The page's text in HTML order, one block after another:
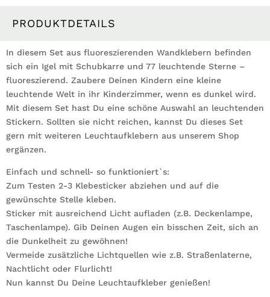
Leuchtsterne
Dunklen
Menge
PRODUKTDETAILS
In diesem Set aus fluoreszierenden Wandklebern befinden
sich ein Igel mit Schubkarre und 77 leuchtende Sterne –
fluoreszierend. Zaubere Deinen Kindern eine kleine
leuchtende Welt in ihr Kinderzimmer, wenn es dunkel wird.
Mit diesem Set hast Du eine schöne Auswahl an leuchtenden
Stickern. Sollten sie nicht reichen, kannst Du dieses Set
gern mit weiteren Leuchtaufklebern aus unserem Shop
ergänzen.
Einfach und schnell- so funktioniert`s:
Zum Testen 2-3 Klebesticker abziehen und auf die
gewünschte Stelle kleben.
Sticker mit ausreichend Licht aufladen (z.B. Deckenlampe,
Taschenlampe). Gib Deinen Augen ein bisschen Zeit, sich an
die Dunkelheit zu gewöhnen!
Vermeide zusätzliche Lichtquellen wie z.B. Straßenlaterne,
Nachtlicht oder Flurlicht!
Nun kannst Du Deine Leuchtaufkleber genießen!